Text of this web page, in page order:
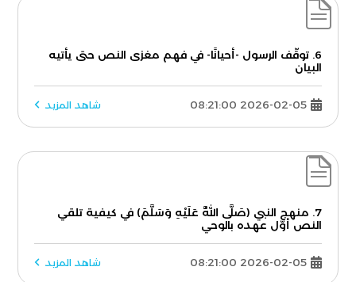
6. توقّف الرسول -أحيانًا- في فهم مغزى النص حتى يأتيه
البيان
2026-02-05 08:21:00 شاهد المزيد
7. منهج النبي (صَلَّى اللَّهُ عَلَيْهِ وَسَلَّمَ) في كيفية تلقي
النص أوّل عهده بالوحي
2026-02-05 08:21:00 شاهد المزيد